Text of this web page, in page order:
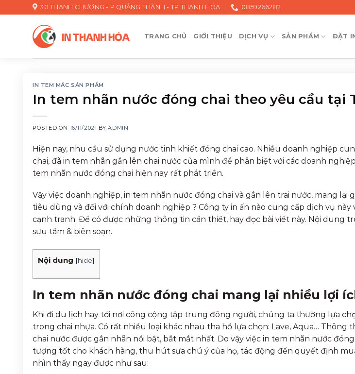
to
30 THANH CHƯƠNG - P QUẢNG THÀNH - TP THANH HÓA 0859266282
TRANG CHỦ GIỚI THIỆU DỊCH VỤ SẢN PHẨM ĐẶT
IN TEM MÁC SẢN PHẨM
In tem nhãn nước đóng chai theo yêu cầu tại
POSTED ON 16/11/2021 BYADMIN
Hiện nay, nhu cầu sử dụng nước tinh khiết đóng chai cao. Nhiều doanh nghiệp
chai, đã in tem nhãn gắn lên chai nước của mình để phân biệt với các doanh
tem nhãn nước đóng chai hiện nay rất phát triền.
Vậy việc doanh nghiệp, in tem nhãn nước đóng chai và gắn lên trai nước, mang lại
tiêu dùng và đối với chính doanh nghiệp ? Công ty in ấn nào cung cấp dịch vụ này
cạnh tranh. Để có được những thông tin cần thiết, hay đọc bài viết này. Nội dung
sưu tầm & biên soạn.
Nội dung [hide]
In tem nhãn nước đóng chai mang lại nhiều lợi
Khi đi du lịch hay tới nơi công cộng tập trung đông người, chúng ta thường lựa
trong chai nhựa. Có rất nhiều loại khác nhau tha hồ lựa chọn: Lave, Aqua… Thông
chai nước được gắn nhãn nổi bật, bắt mắt nhất. Do vậy việc in tem nhãn nước
tượng tốt cho khách hàng, thu hút sựa chú ý của họ, tác động đến quyết định
nhìn thấy ngay được như sau: